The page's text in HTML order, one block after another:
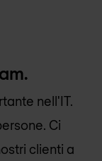
nell'IT.
Ci
clienti a